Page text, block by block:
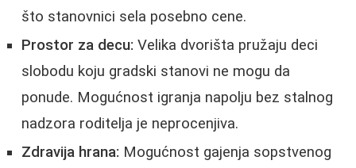
što stanovnici sela posebno cene.
Prostor za decu: Velika dvorišta pružaju deci
slobodu koju gradski stanovi ne mogu da
ponude. Mogućnost igranja napolju bez stalnog
nadzora roditelja je neprocenjiva.
Zdravija hrana: Mogućnost gajenja sopstvenog